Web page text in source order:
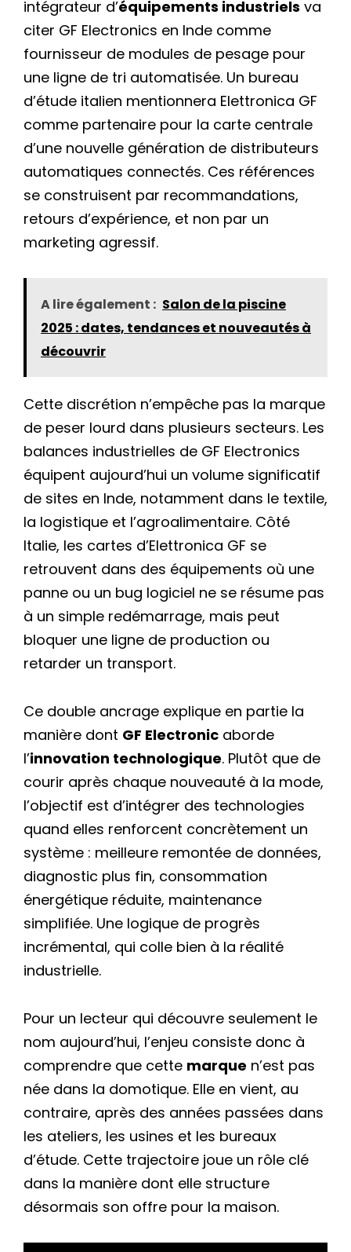
intégrateur d’équipements industriels va
citer GF Electronics en Inde comme
fournisseur de modules de pesage pour
une ligne de tri automatisée. Un bureau
d’étude italien mentionnera Elettronica GF
comme partenaire pour la carte centrale
d’une nouvelle génération de distributeurs
automatiques connectés. Ces références
se construisent par recommandations,
retours d’expérience, et non par un
marketing agressif.
A lire également : Salon de la piscine
2025 : dates, tendances et nouveautés à
découvrir
Cette discrétion n’empêche pas la marque
de peser lourd dans plusieurs secteurs. Les
balances industrielles de GF Electronics
équipent aujourd’hui un volume significatif
de sites en Inde, notamment dans le textile,
la logistique et l’agroalimentaire. Côté
Italie, les cartes d’Elettronica GF se
retrouvent dans des équipements où une
panne ou un bug logiciel ne se résume pas
à un simple redémarrage, mais peut
bloquer une ligne de production ou
retarder un transport.
Ce double ancrage explique en partie la
manière dont GF Electronic aborde
l’innovation technologique. Plutôt que de
courir après chaque nouveauté à la mode,
l’objectif est d’intégrer des technologies
quand elles renforcent concrètement un
système : meilleure remontée de données,
diagnostic plus fin, consommation
énergétique réduite, maintenance
simplifiée. Une logique de progrès
incrémental, qui colle bien à la réalité
industrielle.
Pour un lecteur qui découvre seulement le
nom aujourd’hui, l’enjeu consiste donc à
comprendre que cette marque n’est pas
née dans la domotique. Elle en vient, au
contraire, après des années passées dans
les ateliers, les usines et les bureaux
d’étude. Cette trajectoire joue un rôle clé
dans la manière dont elle structure
désormais son offre pour la maison.